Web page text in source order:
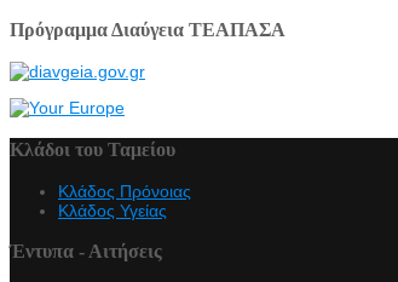
Πρόγραμμα Διαύγεια ΤΕΑΠΑΣΑ
Κλάδοι του Ταμείου
Κλάδος Πρόνοιας
Κλάδος Υγείας
Έντυπα - Αιτήσεις